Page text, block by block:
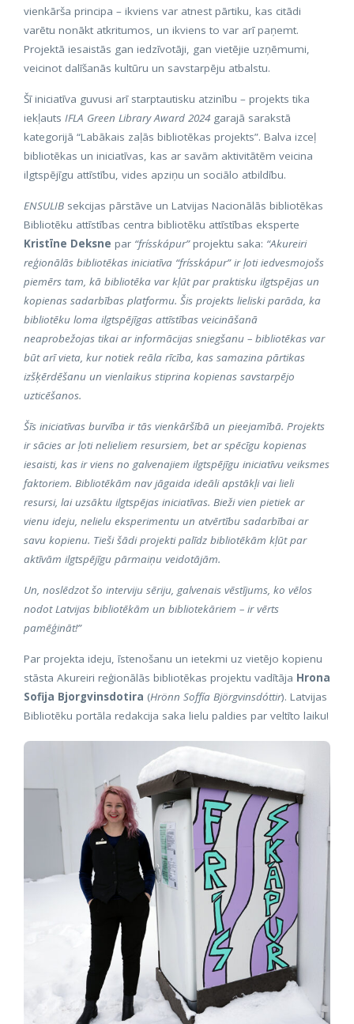
vienkārša principa – ikviens var atnest pārtiku, kas citādi
varētu nonākt atkritumos, un ikviens to var arī paņemt.
Projektā iesaistās gan iedzīvotāji, gan vietējie uzņēmumi,
veicinot dalīšanās kultūru un savstarpēju atbalstu.
Šī iniciatīva guvusi arī starptautisku atzinību – projekts tika
iekļauts IFLA Green Library Award 2024 garajā sarakstā
kategorijā “Labākais zaļās bibliotēkas projekts”. Balva izceļ
bibliotēkas un iniciatīvas, kas ar savām aktivitātēm veicina
ilgtspējīgu attīstību, vides apziņu un sociālo atbildību.
ENSULIB sekcijas pārstāve un Latvijas Nacionālās bibliotēkas
Bibliotēku attīstības centra bibliotēku attīstības eksperte
Kristīne Deksne par “frísskápur”projektu saka: “Akureiri
reģionālās bibliotēkas iniciatīva “frísskápur” ir ļoti iedvesmojošs
piemērs tam, kā bibliotēka var kļūt par praktisku ilgtspējas un
kopienas sadarbības platformu. Šis projekts lieliski parāda, ka
bibliotēku loma ilgtspējīgas attīstības veicināšanā
neaprobežojas tikai ar informācijas sniegšanu – bibliotēkas var
būt arī vieta, kur notiek reāla rīcība, kas samazina pārtikas
izšķērdēšanu un vienlaikus stiprina kopienas savstarpējo
uzticēšanos.
Šīs iniciatīvas burvība ir tās vienkāršībā un pieejamībā. Projekts
ir sācies ar ļoti nelieliem resursiem, bet ar spēcīgu kopienas
iesaisti, kas ir viens no galvenajiem ilgtspējīgu iniciatīvu veiksmes
faktoriem. Bibliotēkām nav jāgaida ideāli apstākļi vai lieli
resursi, lai uzsāktu ilgtspējas iniciatīvas. Bieži vien pietiek ar
vienu ideju, nelielu eksperimentu un atvērtību sadarbībai ar
savu kopienu. Tieši šādi projekti palīdz bibliotēkām kļūt par
aktīvām ilgtspējīgu pārmaiņu veidotājām.
Un, noslēdzot šo interviju sēriju, galvenais vēstījums, ko vēlos
nodot Latvijas bibliotēkām un bibliotekāriem – ir vērts
pamēģināt!”
Par projekta ideju, īstenošanu un ietekmi uz vietējo kopienu
stāsta Akureiri reģionālās bibliotēkas projektu vadītāja Hrona
Sofija Bjorgvinsdotira (Hrönn Soffía Björgvinsdóttir). Latvijas
Bibliotēku portāla redakcija saka lielu paldies par veltīto laiku!